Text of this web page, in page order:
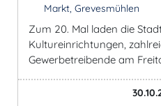
Markt, Grevesmühlen
Zum 20. Mal laden die
Kultureinrichtungen,
Gewerbetreibende am